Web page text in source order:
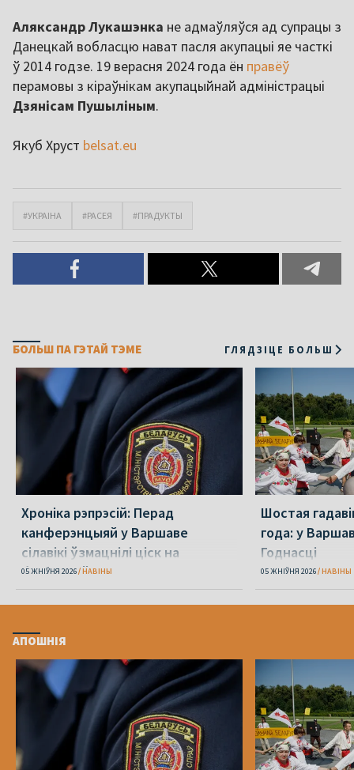
Аляксандр Лукашэнка не адмаўляўся ад супрацы з
Данецкай вобласцю нават пасля акупацыі яе часткі
ў 2014 годзе. 19 верасня 2024 года ён правёў
перамовы з кіраўнікам акупацыйнай адміністрацыі
Дзянісам Пушыліным.
Якуб Хруст belsat.eu
#УКРАІНА #РАСЕЯ #ПРАДУКТЫ
БОЛЬШ ПА ГЭТАЙ ТЭМЕ ГЛЯДЗІЦЕ БОЛЬШ
Хроніка рэпрэсій: Перад
канферэнцыяй у Варшаве
сілавікі ўзмацнілі ціск на
беларусаў
05 ЖНІЎНЯ 2026 НАВІНЫ
Шостая
года: у
Годнасці
05 ЖНІЎНЯ 2026 НАВІНЫ
АПОШНІЯ